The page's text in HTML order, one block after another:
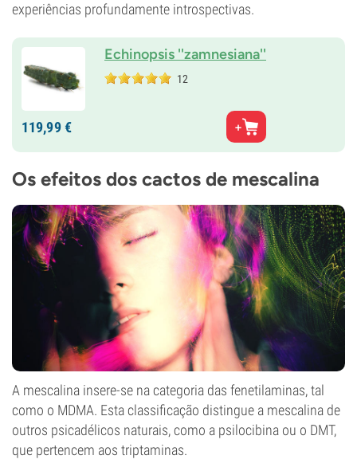
experiências profundamente introspectivas.
Echinopsis ''zamnesiana''
12
119,99€
Os efeitos dos cactos de mescalina
A mescalina insere-se na categoria das fenetilaminas, tal
como o MDMA. Esta classificação distingue a mescalina de
outros psicadélicos naturais, como a psilocibina ou o DMT,
que pertencem aos triptaminas.